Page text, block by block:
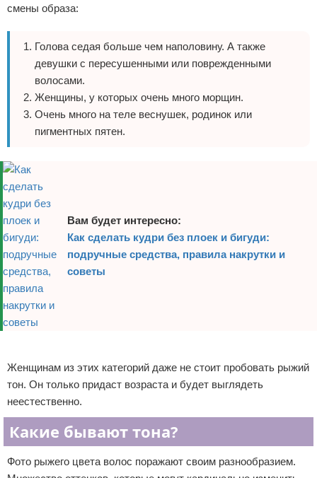
смены образа:
Голова седая больше чем наполовину. А также
девушки с пересушенными или поврежденными
волосами.
Женщины, у которых очень много морщин.
Очень много на теле веснушек, родинок или
пигментных пятен.
Вам будет интересно:
Как сделать кудри без плоек и бигуди:
подручные средства, правила накрутки и
советы
Женщинам из этих категорий даже не стоит пробовать рыжий
тон. Он только придаст возраста и будет выглядеть
неестественно.
Какие бывают тона?
Фото рыжего цвета волос поражают своим разнообразием.